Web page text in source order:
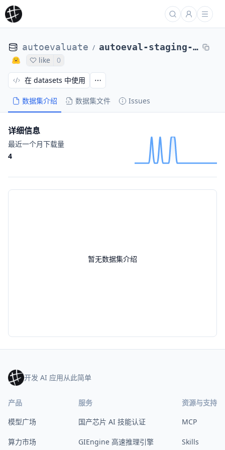
autoevaluate / autoeval-staging-eval-project-57326001-8925175
like 0
数据集介绍 数据集文件 Issues
在 datasets 中使用
暂无数据集介绍
详细信息
最近一个月下载量
4
开发 AI 应用从此简单
产品
模型广场
算力市场
服务
国产芯片 AI 技能认证
GIEngine 高速推理引擎
资源与支持
MCP
Skills